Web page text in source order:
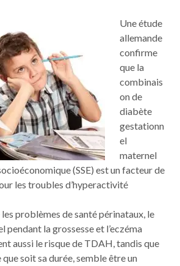
Une étude
allemande
confirme
que la
combinais
on de
diabète
gestationn
el
maternel
(SSE) est un facteur de
les troubles d’hyperactivité
les problèmes de santé périnataux, le
pendant la grossesse et l’eczéma
aussi le risque de TDAH, tandis que
que soit sa durée, semble être un